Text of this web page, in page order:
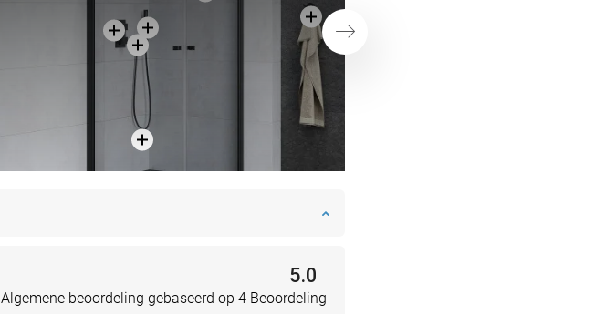
Volgende
5.0
Algemene beoordeling gebaseerd op 4 Beoordeling